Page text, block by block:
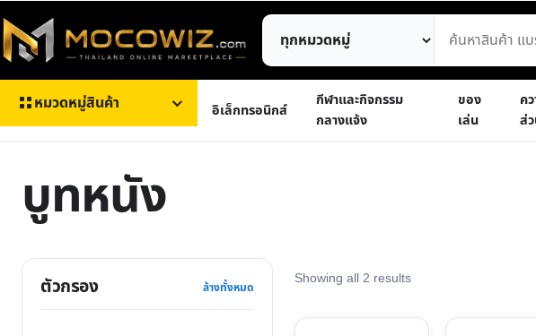
ไป
ยัง
เนื้อหา
ค้นหา
สินค้า
หมวดหมู่สินค้า อิเล็กทรอนิกส์
กีฬาและกิจกรรม
กลางแจ้ง
ของ
เล่น
ค
ส่
บูทหนัง
ตัวกรอง ล้างทั้งหมด
Showing all 2 resultsSorted
latest